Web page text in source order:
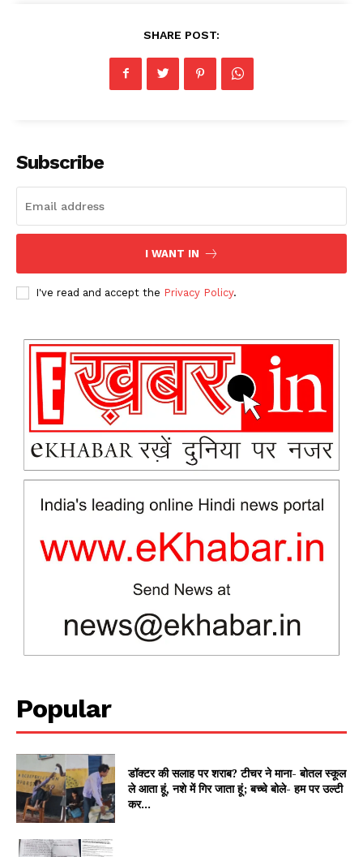
SHARE POST:
Subscribe
I WANT IN
I've read and accept the Privacy Policy.
Popular
डॉक्टर की सलाह पर शराब? टीचर ने माना- बोतल स्कूल
ले आता हूं, नशे में गिर जाता हूं; बच्चे बोले- हम पर उल्टी
कर...